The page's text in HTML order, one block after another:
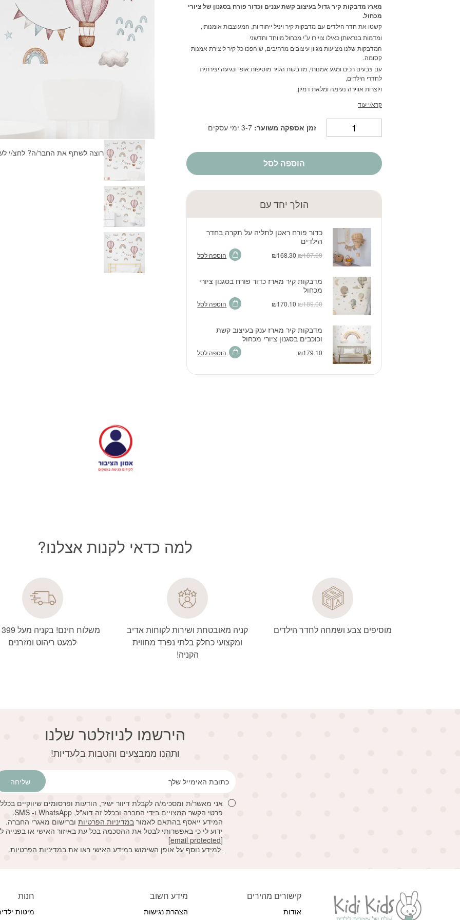
מארז מדבקות קיר גדול בעיצוב קשת עננים וכדור פורח בסגנון של ציורי
מכחול.
קשטו את חדר הילדים עם מדבקות קיר ויניל ייחודיות, המעוצבות אומנותי,
ומדמות בנראותן כאילו צויירו ע”י מכחול מיוחד וחדשני
המדבקות שלנו מציעות מגוון עיצובים מרהיבים, שיהפכו כל קיר ליצירת אמנות
קסומה.
עם צבעים רכים ומגע אמנותי, מדבקות הקיר מוסיפות אופי ונגיעה יצירתית
לחדרי הילדים,
ויוצרות אווירה נעימה ומלאת דמיון.
קרא/י עוד
זמן אספקה משוער: 3-7 ימי עסקים
הוספה לסל
הולך יחד עם
כדור פורח ראטן לתליה על תקרה בחדר
הילדים
₪187.00
המחיר
₪187.00.
₪168.30
₪168.30.
הוספה לסל
מדבקות קיר מארז כדור פורח בסגנון ציורי
מכחול
₪189.00
המחיר
₪189.00.
₪170.10
₪170.10.
הוספה לסל
מדבקות קיר מארז ענק בעיצוב קשת
וכוכבים בסגנון ציורי מכחול
₪179.10 הוספה לסל
רוצה לשתף את החבר/ה? לחצ/י
למה כדאי לקנות אצלנו?
מוסיפים צבע ושמחה לחדר הילדים
קניה מאובטחת ושירות לקוחות אדיב
ומקצועי כחלק בלתי נפרד מחווית
הקניה!
למעט ריהוט ומזרנים
הירשמו לניוזלטר שלנו
ותהנו ממבצעים והטבות בלעדיות!
דוא׳׳ל
שליחה
אני מאשר/ת ומסכימ/ה לקבלת דיוור ישיר, הודעות ופרסומים שיווקיים בכלל
פרטי הקשר המצויים בידי החברה ובכלל זה דוא"ל, WhatsApp ו- SMS.
המידע ייאסף בהתאם לאמור במדיניות הפרטיות וברישום מאגרי החברה.
ידוע לי כי באפשרותי לבטל את ההסכמה בכל עת באיזור האישי או בפנייה ל
[email protected]
למידע נוסף על אופן השימוש במידע האישי ראו את במדיניות הפרטיות.
קישורים מהירים
אודות
מידע חשוב
הצהרת נגישות
חנות
מיטות